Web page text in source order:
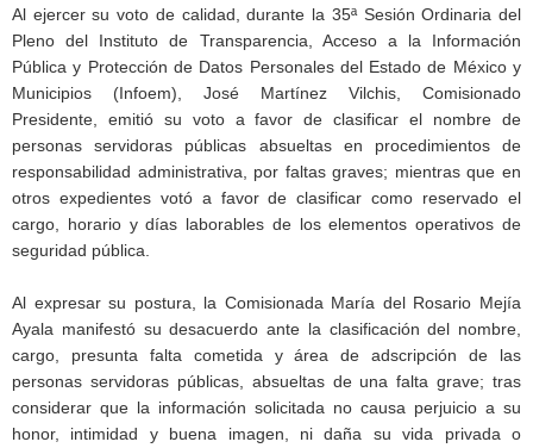
Al ejercer su voto de calidad, durante la 35ª Sesión Ordinaria del
Pleno del Instituto de Transparencia, Acceso a la Información
Pública y Protección de Datos Personales del Estado de México y
Municipios (Infoem), José Martínez Vilchis, Comisionado
Presidente, emitió su voto a favor de clasificar el nombre de
personas servidoras públicas absueltas en procedimientos de
responsabilidad administrativa, por faltas graves; mientras que en
otros expedientes votó a favor de clasificar como reservado el
cargo, horario y días laborables de los elementos operativos de
seguridad pública.
Al expresar su postura, la Comisionada María del Rosario Mejía
Ayala manifestó su desacuerdo ante la clasificación del nombre,
cargo, presunta falta cometida y área de adscripción de las
personas servidoras públicas, absueltas de una falta grave; tras
considerar que la información solicitada no causa perjuicio a su
honor, intimidad y buena imagen, ni daña su vida privada o